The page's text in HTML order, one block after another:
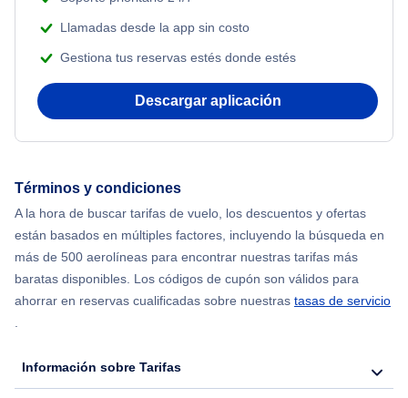
Flights from Nueva York to Atenas
Flights from Shanghai to Nueva York
Flights from Delhi to Nueva York
Flights from Chicago to Delhi
Flights from Nueva York to Hong Kong
Adventure Vacations
Llamadas desde la app sin costo
Gestiona tus reservas estés donde estés
Descargar aplicación
Términos y condiciones
A la hora de buscar tarifas de vuelo, los descuentos y ofertas
están basados en múltiples factores, incluyendo la búsqueda en
más de 500 aerolíneas para encontrar nuestras tarifas más
baratas disponibles. Los códigos de cupón son válidos para
ahorrar en reservas cualificadas sobre nuestras tasas de servicio
.
Información sobre Tarifas